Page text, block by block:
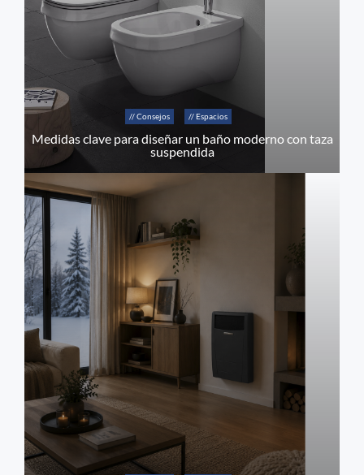
// Consejos // Espacios
Medidas clave para diseñar un baño moderno con taza
suspendida